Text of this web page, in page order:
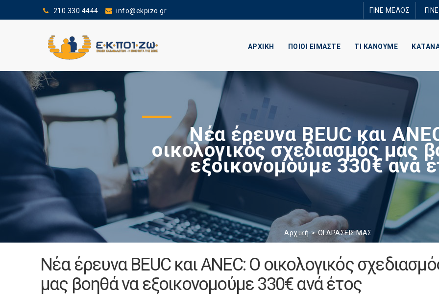
210 330 4444 info@ekpizo.gr ΓΙΝΕ ΜΕΛΟΣ
ΑΡΧΙΚΗ ΠΟΙΟΙ ΕΙΜΑΣΤΕ ΤΙ ΚΑΝΟΥΜΕ
Νέα έρευνα BEUC και
οικολογικός σχεδιασμός μας
εξοικονομούμε 330€ ανά
Αρχική ΟΙ ΔΡΑΣΕΙΣ ΜΑΣ
Νέα έρευνα BEUC και ANEC: Ο οικολογικός
μας βοηθά να εξοικονομούμε 330€ ανά έτος